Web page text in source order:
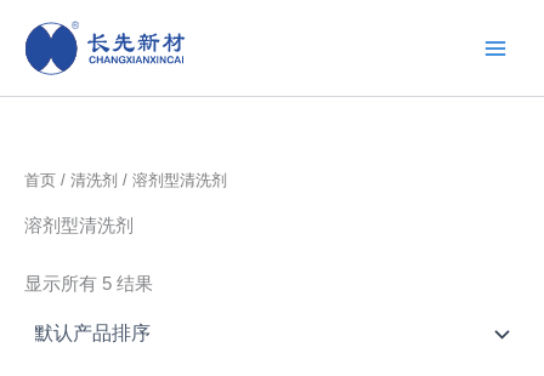
容
首页 / 清洗剂 / 溶剂型清洗剂
溶剂型清洗剂
显示所有 5 结果